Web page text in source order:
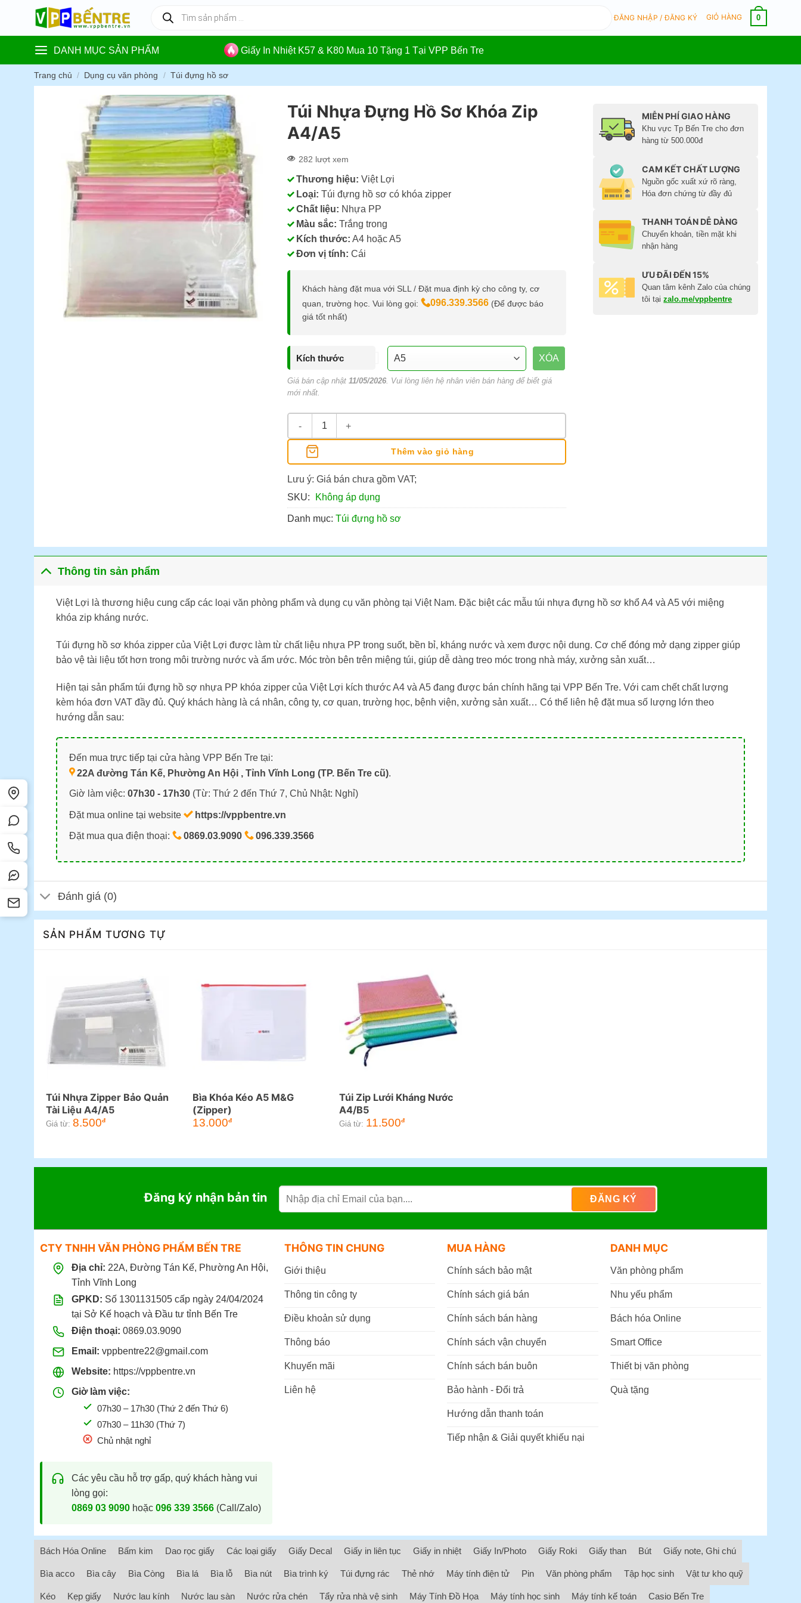
content
kiếm
phẩm
ĐĂNG NHẬP / ĐĂNG KÝ GIỎ HÀNG 0
DANH MỤC SẢN PHẨM Giấy In Nhiệt K57 & K80 Mua 10 Tặng 1 Tại VPP Bến Tre
Trang chủ / Dụng cụ văn phòng / Túi đựng hồ sơ
Túi Nhựa Đựng Hồ Sơ Khóa Zip
A4/A5
282 lượt xem
Thương hiệu: Việt Lợi
Loại: Túi đựng hồ sơ có khóa zipper
Chất liệu: Nhựa PP
Màu sắc: Trắng trong
Kích thước: A4 hoặc A5
Đơn vị tính: Cái
Khách hàng đặt mua với SLL / Đặt mua định kỳ cho công ty, cơ
quan, trường học. Vui lòng gọi:
096.339.3566 (Để được báo
giá tốt nhất)
Kích thước XÓA
Giá bán cập nhật 11/05/2026. Vui lòng liên hệ nhân viên bán hàng để biết giá
mới nhất.
Túi Nhựa Đựng Hồ Sơ Khóa Zip A4/A5 số lượng
Thêm vào giỏ hàng
Lưu ý: Giá bán chưa gồm VAT;
SKU:
Không áp dụng
Danh mục: Túi đựng hồ sơ
MIỄN PHÍ GIAO HÀNG
Khu vực Tp Bến Tre cho đơn
hàng từ 500.000đ
CAM KẾT CHẤT LƯỢNG
Nguồn gốc xuất xứ rõ ràng,
Hóa đơn chứng từ đầy đủ
THANH TOÁN DỄ DÀNG
Chuyển khoản, tiền mặt khi
nhận hàng
ƯU ĐÃI ĐẾN 15%
Quan tâm kênh Zalo của chúng
tôi tạizalo.me/vppbentre
Thông tin sản phẩm
Việt Lợi là thương hiệu cung cấp các loại văn phòng phẩm và dụng cụ văn phòng tại Việt Nam. Đặc biệt các mẫu túi nhựa đựng hồ sơ khổ A4 và A5 với miệng
khóa zip kháng nước.
Túi đựng hồ sơ khóa zipper của Việt Lợi được làm từ chất liệu nhựa PP trong suốt, bền bỉ, kháng nước và xem được nội dung. Cơ chế đóng mở dạng zipper giúp
bảo vệ tài liệu tốt hơn trong môi trường nước và ẩm ước. Móc tròn bên trên miệng túi, giúp dễ dàng treo móc trong nhà máy, xưởng sản xuất…
Hiện tại sản phẩm túi đựng hồ sợ nhựa PP khóa zipper của Việt Lợi kích thước A4 và A5 đang được bán chính hãng tại VPP Bến Tre. Với cam chết chất lượng
kèm hóa đơn VAT đầy đủ. Quý khách hàng là cá nhân, công ty, cơ quan, trường học, bệnh viện, xưởng sản xuất… Có thể liên hệ đặt mua số lượng lớn theo
hướng dẫn sau:
Đến mua trực tiếp tại cửa hàng VPP Bến Tre tại:
22A đường Tán Kế, Phường An Hội , Tỉnh Vĩnh Long (TP. Bến Tre cũ).
Giờ làm việc: 07h30 - 17h30(Từ: Thứ 2 đến Thứ 7, Chủ Nhật: Nghỉ)
Đặt mua online tại website https://vppbentre.vn
Đặt mua qua điện thoại: 0869.03.9090 096.339.3566
Đánh giá (0)
SẢN PHẨM TƯƠNG TỰ
Túi Nhựa Zipper Bảo Quản
Tài Liệu A4/A5
Giá từ: 8.500đ
Bìa Khóa Kéo A5 M&G
(Zipper)
13.000đ
Túi Zip Lưới Kháng Nước
A4/B5
Giá từ: 11.500đ
Đăng ký nhận bản tin
CTY TNHH VĂN PHÒNG PHẨM BẾN TRE
Địa chỉ: 22A, Đường Tán Kế, Phường An Hội,
Tỉnh Vĩnh Long
GPKD: Số 1301131505 cấp ngày 24/04/2024
tại Sở Kế hoạch và Đầu tư tỉnh Bến Tre
Điện thoại: 0869.03.9090
Email: vppbentre22@gmail.com
Website: https://vppbentre.vn
Giờ làm việc:
07h30 – 17h30 (Thứ 2 đến Thứ 6)
07h30 – 11h30 (Thứ 7)
Chủ nhật nghỉ
Các yêu cầu hỗ trợ gấp, quý khách hàng vui
lòng gọi:
0869 03 9090hoặc 096 339 3566(Call/Zalo)
THÔNG TIN CHUNG
Giới thiệu
Thông tin công ty
Điều khoản sử dụng
Thông báo
Khuyến mãi
Liên hệ
MUA HÀNG
Chính sách bảo mật
Chính sách giá bán
Chính sách bán hàng
Chính sách vận chuyển
Chính sách bán buôn
Bảo hành - Đổi trả
Hướng dẫn thanh toán
Tiếp nhận & Giải quyết khiếu nại
DANH MỤC
Văn phòng phẩm
Nhu yếu phẩm
Bách hóa Online
Smart Office
Thiết bị văn phòng
Quà tặng
Bách Hóa Online Bấm kim Dao rọc giấy Các loại giấy Giấy Decal Giấy in liên tục Giấy in nhiệt Giấy In/Photo Giấy Roki Giấy than Bút Giấy note, Ghi chú
Bìa acco Bìa cây Bìa Còng Bìa lá Bìa lỗ Bìa nút Bìa trình ký Túi đựng rác Thẻ nhớ Máy tính điện tử Pin Văn phòng phẩm Tập học sinh Vật tư kho quỹ
Kéo Kẹp giấy Nước lau kính Nước lau sàn Nước rửa chén Tẩy rửa nhà vệ sinh Máy Tính Đồ Họa Máy tính học sinh Máy tính kế toán Casio Bến Tre